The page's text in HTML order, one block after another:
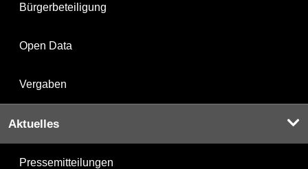
Bürgerbeteiligung
Open Data
Vergaben
Aktuelles
Pressemitteilungen